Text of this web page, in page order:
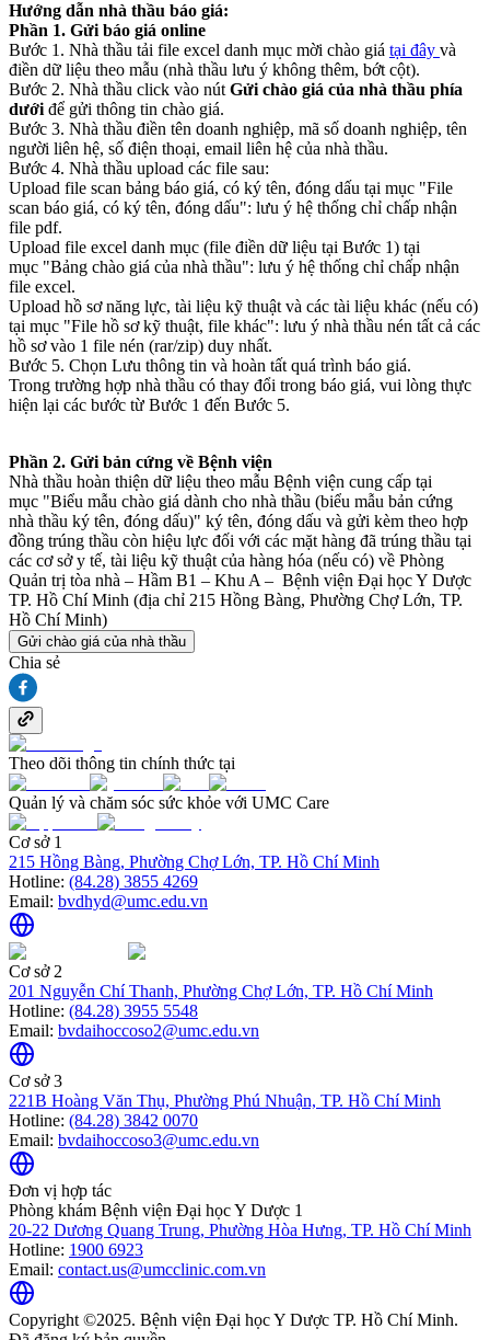
Hướng dẫn nhà thầu báo giá:
Phần 1. Gửi báo giá online
Bước 1. Nhà thầu tải file excel danh mục mời chào giá tại đây và
điền dữ liệu theo mẫu (nhà thầu lưu ý không thêm, bớt cột).
Bước 2. Nhà thầu click vào nútGửi chào giá của nhà thầu phía
dướiđể gửi thông tin chào giá.
Bước 3. Nhà thầu điền tên doanh nghiệp, mã số doanh nghiệp, tên
người liên hệ, số điện thoại, email liên hệ của nhà thầu.
Bước 4. Nhà thầu upload các file sau:
Upload file scan bảng báo giá, có ký tên, đóng dấu tại mục "File
scan báo giá, có ký tên, đóng dấu": lưu ý hệ thống chỉ chấp nhận
file pdf.
Upload file excel danh mục (file điền dữ liệu tại Bước 1) tại
mục "Bảng chào giá của nhà thầu": lưu ý hệ thống chỉ chấp nhận
file excel.
Upload hồ sơ năng lực, tài liệu kỹ thuật và các tài liệu khác (nếu có)
tại mục "File hồ sơ kỹ thuật, file khác": lưu ý nhà thầu nén tất cả các
hồ sơ vào 1 file nén (rar/zip) duy nhất.
Bước 5. Chọn Lưu thông tin và hoàn tất quá trình báo giá.
Trong trường hợp nhà thầu có thay đổi trong báo giá, vui lòng thực
hiện lại các bước từ Bước 1 đến Bước 5.
Phần 2. Gửi bản cứng về Bệnh viện
Nhà thầu hoàn thiện dữ liệu theo mẫu Bệnh viện cung cấp tại
mục "Biểu mẫu chào giá dành cho nhà thầu (biểu mẫu bản cứng
nhà thầu ký tên, đóng dấu)" ký tên, đóng dấu và gửi kèm theo hợp
đồng trúng thầu còn hiệu lực đối với các mặt hàng đã trúng thầu tại
các cơ sở y tế, tài liệu kỹ thuật của hàng hóa (nếu có) về Phòng
Quản trị tòa nhà – Hầm B1 – Khu A – Bệnh viện Đại học Y Dược
TP. Hồ Chí Minh (địa chỉ 215 Hồng Bàng, Phường Chợ Lớn, TP.
Hồ Chí Minh)
Gửi chào giá của nhà thầu
Chia sẻ
Theo dõi thông tin chính thức tại
Quản lý và chăm sóc sức khỏe với UMC Care
Cơ sở 1
215 Hồng Bàng, Phường Chợ Lớn, TP. Hồ Chí Minh
Hotline: (84.28) 3855 4269
Email: bvdhyd@umc.edu.vn
Cơ sở 2
201 Nguyễn Chí Thanh, Phường Chợ Lớn, TP. Hồ Chí Minh
Hotline: (84.28) 3955 5548
Email: bvdaihoccoso2@umc.edu.vn
Cơ sở 3
221B Hoàng Văn Thụ, Phường Phú Nhuận, TP. Hồ Chí Minh
Hotline: (84.28) 3842 0070
Email: bvdaihoccoso3@umc.edu.vn
Đơn vị hợp tác
Phòng khám Bệnh viện Đại học Y Dược 1
20-22 Dương Quang Trung, Phường Hòa Hưng, TP. Hồ Chí Minh
Hotline: 1900 6923
Email: contact.us@umcclinic.com.vn
Copyright ©2025. Bệnh viện Đại học Y Dược TP. Hồ Chí Minh.